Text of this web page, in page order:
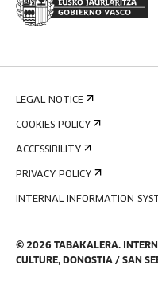
© 2026 TABAKALERA.
CULTURE, DONOSTIA / SAN
LEGAL NOTICE
COOKIES POLICY
ACCESSIBILITY
PRIVACY POLICY
INTERNAL INFORMATION